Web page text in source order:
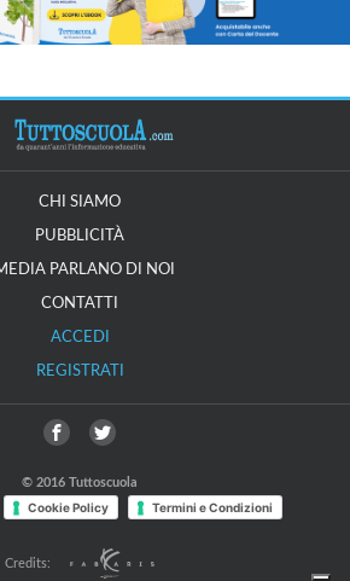
CHI SIAMO
PUBBLICITÀ
PARLANO DI NOI
CONTATTI
ACCEDI
REGISTRATI
© 2016 Tuttoscuola
Cookie Policy Termini e Condizioni
Credits: